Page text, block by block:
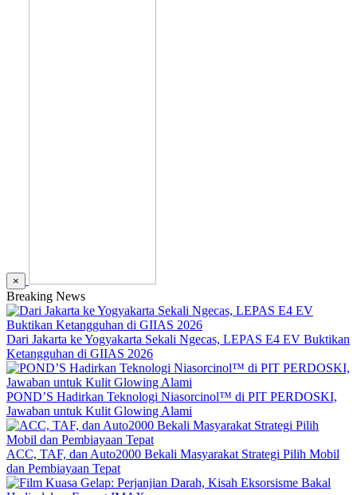
×
Breaking News
Dari Jakarta ke Yogyakarta Sekali Ngecas, LEPAS E4 EV Buktikan
Ketangguhan di GIIAS 2026
POND’S Hadirkan Teknologi Niasorcinol™ di PIT PERDOSKI,
Jawaban untuk Kulit Glowing Alami
ACC, TAF, dan Auto2000 Bekali Masyarakat Strategi Pilih Mobil
dan Pembiayaan Tepat